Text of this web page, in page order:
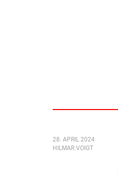
28. APRIL 2024
HILMAR VOIGT